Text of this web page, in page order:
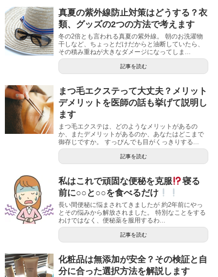
真夏の紫外線防止対策はどうする？衣
類、グッズの2つの方法で考えます
冬の2倍とも言われる真夏の紫外線。 朝のお洗濯物
干しなど、ちょっとだけだからと油断していたら、
その積み重ねが大きなダメージになってしま...
記事を読む
まつ毛エクステって大丈夫？メリット
デメリットを医師の話も挙げて説明し
ます
まつ毛エクステは、どのようなメリットがあるの
か、またデメリットがあるのか、あなたはどこまで
御存じですか。 すっぴんでも目がくっきりする...
記事を読む
私はこれで頑固な便秘を克服
寝る
前に○○と○○を食べるだけ
長い間便秘に悩まされてきましたが 約2年前にやっ
とその悩みから解放されました。 特別なことをする
わけではなく、便秘薬を服用するわ...
記事を読む
化粧品は無添加が安全？その検証と自
分に合った選択方法を解説します